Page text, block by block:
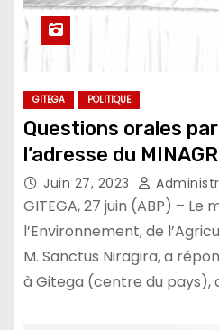
GITEGA POLITIQUE
Questions orales
l’adresse du
Juin 27, 2023
GITEGA, 27 juin (ABP) – Le
l’Environnement, de
M. Sanctus Niragira, a
à Gitega (centre du pays),